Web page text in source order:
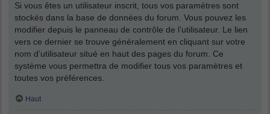
Si vous êtes un utilisateur inscrit, tous vos paramètres sont
stockés dans la base de données du forum. Vous pouvez les
modifier depuis le panneau de contrôle de l’utilisateur. Le lien
vers ce dernier se trouve généralement en cliquant sur votre
nom d’utilisateur situé en haut des pages du forum. Ce
système vous permettra de modifier tous vos paramètres et
toutes vos préférences.
Haut